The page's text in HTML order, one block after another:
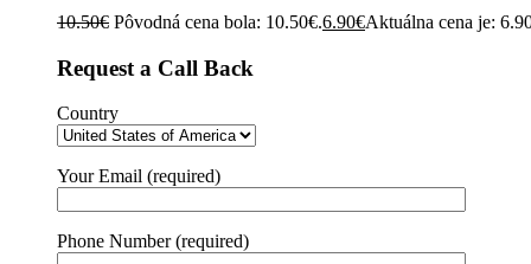
10.50€ Pôvodná cena bola: 10.50€.6.90€Aktuálna cena je:
Request a Call Back
Country
Your Email (required)
Phone Number (required)